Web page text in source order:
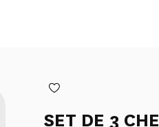
SET DE 3